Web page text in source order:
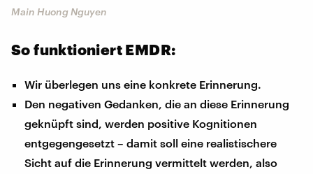
Main Huong Nguyen
So funktioniert EMDR:
Wir überlegen uns eine konkrete Erinnerung.
Den negativen Gedanken, die an diese Erinnerung
geknüpft sind, werden positive Kognitionen
entgegengesetzt – damit soll eine realistischere
Sicht auf die Erinnerung vermittelt werden, also